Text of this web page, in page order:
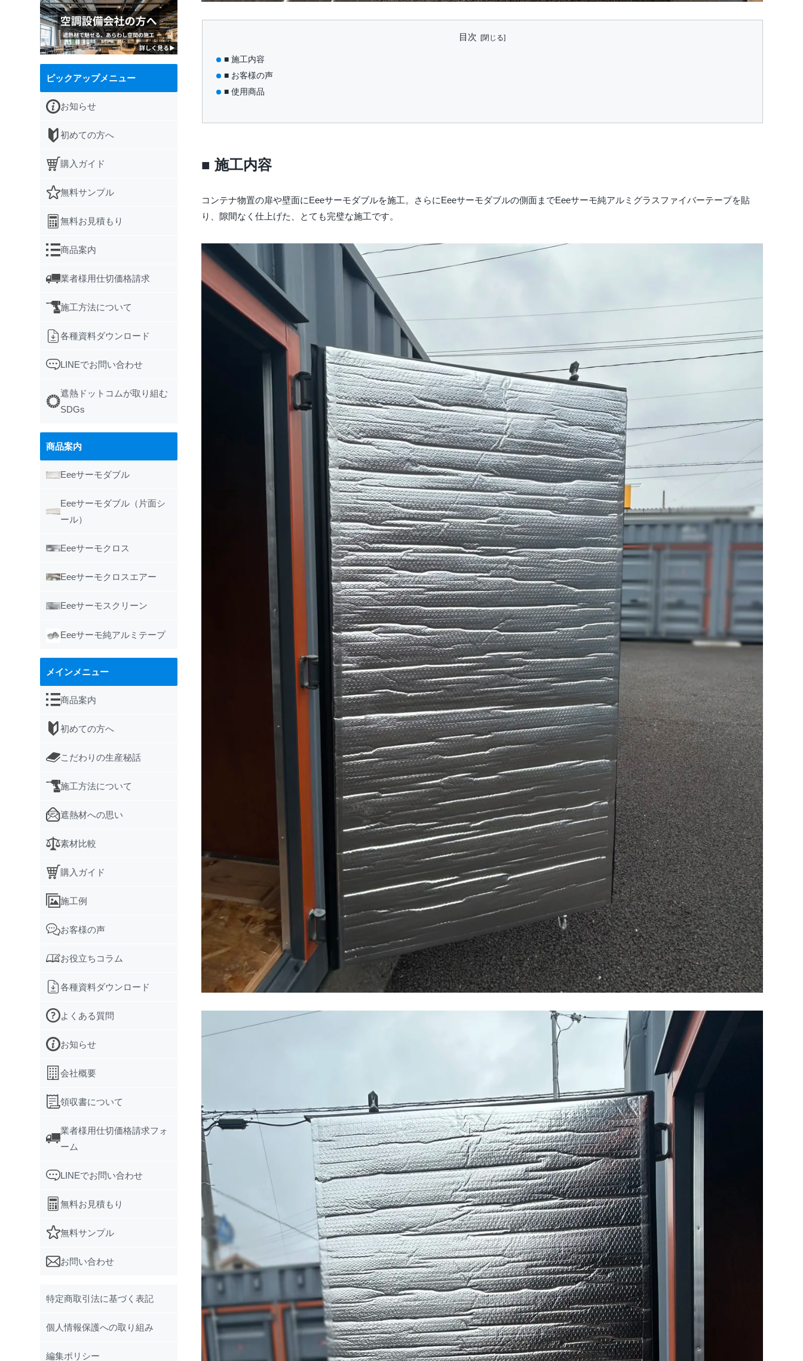
目次
■ 施工内容
■ お客様の声
■ 使用商品
■ 施工内容
コンテナ物置の扉や壁面にEeeサーモダブルを施工。さらにEeeサーモダブルの側面までEeeサーモ純アルミグラスファイバーテープを貼
り、隙間なく仕上げた、とても完璧な施工です。
ピックアップメニュー
お知らせ
初めての方へ
購入ガイド
無料サンプル
無料お見積もり
商品案内
業者様用仕切価格請求
施工方法について
各種資料ダウンロード
LINEでお問い合わせ
遮熱ドットコムが取り組む
SDGs
商品案内
Eeeサーモダブル
Eeeサーモダブル（片面シ
ール）
Eeeサーモクロス
Eeeサーモクロスエアー
Eeeサーモスクリーン
Eeeサーモ純アルミテープ
メインメニュー
商品案内
初めての方へ
こだわりの生産秘話
施工方法について
遮熱材への思い
素材比較
購入ガイド
施工例
お客様の声
お役立ちコラム
各種資料ダウンロード
よくある質問
お知らせ
会社概要
領収書について
業者様用仕切価格請求フォ
ーム
LINEでお問い合わせ
無料お見積もり
無料サンプル
お問い合わせ
特定商取引法に基づく表記
個人情報保護への取り組み
編集ポリシー